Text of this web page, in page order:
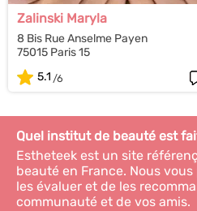
Zalinski Maryla
8 Bis Rue Anselme Payen
75015 Paris 15
5.1
Quel institut de beauté est
Estheteek est un site
beauté en France. Nous
les évaluer et de les
communauté et de vos amis.